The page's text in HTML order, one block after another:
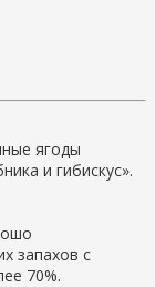
ягоды
и гибискус».
запахов с
70%.